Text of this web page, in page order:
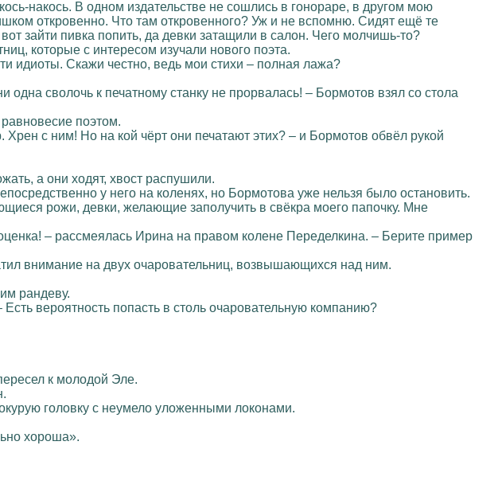
накось. В одном издательстве не сошлись в гонораре, в другом мою
откровенно. Что там откровенного? Уж и не вспомню. Сидят ещё те
зайти пивка попить, да девки затащили в салон. Чего молчишь-то?
которые с интересом изучали нового поэта.
идиоты. Скажи честно, ведь мои стихи – полная лажа?
одна сволочь к печатному станку не прорвалась! – Бормотов взял со стола
поэтом.
с ним! Но на кой чёрт они печатают этих? – и Бормотов обвёл рукой
а они ходят, хвост распушили.
у него на коленях, но Бормотова уже нельзя было остановить.
рожи, девки, желающие заполучить в свёкра моего папочку. Мне
– рассмеялась Ирина на правом колене Переделкина. – Берите пример
внимание на двух очаровательниц, возвышающихся над ним.
рандеву.
вероятность попасть в столь очаровательную компанию?
к молодой Эле.
головку с неумело уложенными локонами.
хороша».